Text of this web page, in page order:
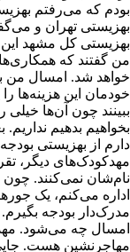
بودم که می‌رفتم
بهزیستی تهران و
بهزیستی کل مشهد این
من گفتند که
خواهد شد. امسال من
خودمان این هزینه‌ها
ببینند چون آن‌ها خیلی
بخواهیم بدهیم
دارم از بهزیستی
نام‌شان نمی‌کنند.
اداره می‌کنم، یک
مدرک‌دار بودجه
امسال چه می‌شود.